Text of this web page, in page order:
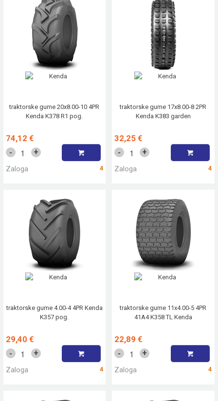
traktorske gume 20x8.00-10 4PR
Kenda K378 R1 pog.
74,12 €
- +
Zaloga 4
traktorske gume 17x8.00-8 2PR
Kenda K383 garden
32,25 €
- +
Zaloga 4
traktorske gume 4.00-4 4PR Kenda
K357 pog.
29,40 €
- +
Zaloga 4
traktorske gume 11x4.00-5 4PR
41A4 K358 TL Kenda
22,89 €
- +
Zaloga 4